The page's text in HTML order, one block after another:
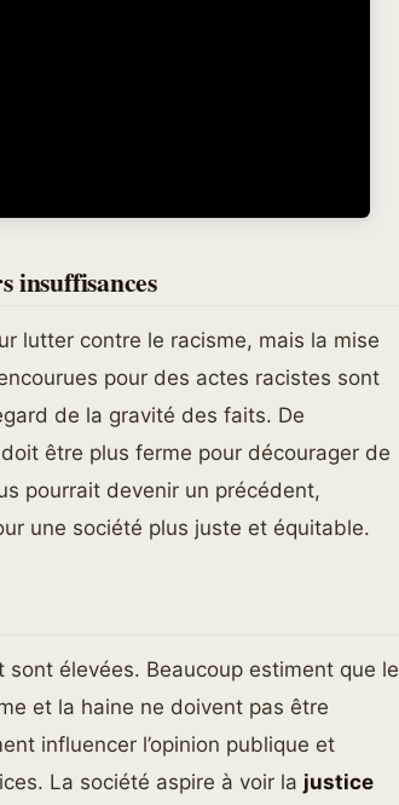
insuffisances
lutter contre le racisme, mais la mise
pour des actes racistes sont
de la gravité des faits. De
être plus ferme pour décourager de
pourrait devenir un précédent,
une société plus juste et équitable.
élevées. Beaucoup estiment que le
et la haine ne doivent pas être
influencer l’opinion publique et
La société aspire à voir la justice